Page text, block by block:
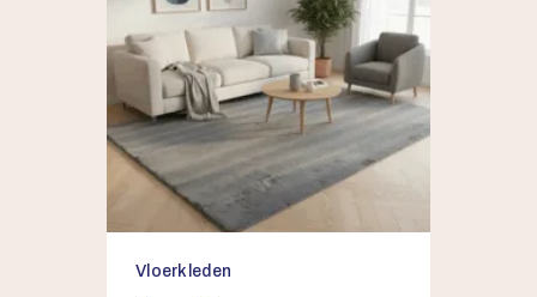
Vloerkleden